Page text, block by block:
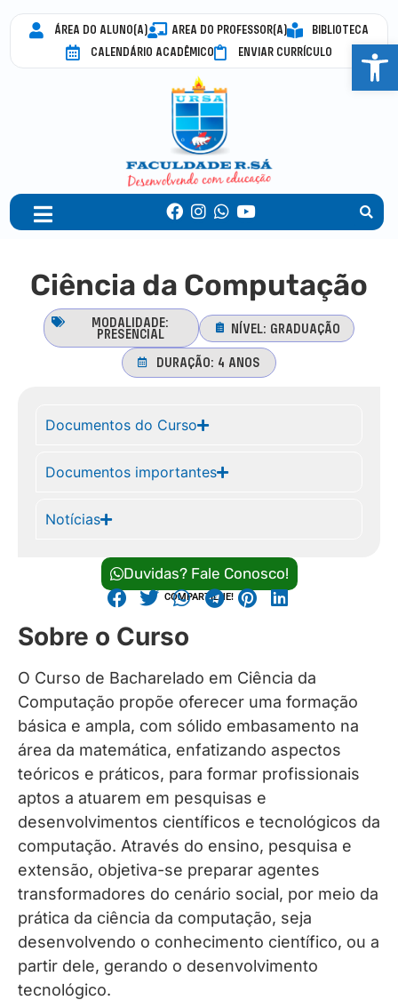
ÁREA DO ALUNO(A) AREA DO PROFESSOR(A)
BIBLIOTECA
CALENDÁRIO ACADÊMICO
ENVIAR CURRÍCULO
Ciência da Computação
MODALIDADE:
PRESENCIAL
NÍVEL: GRADUAÇÃO
DURAÇÃO: 4 ANOS
Documentos do Curso
Documentos importantes
Notícias
Duvidas? Fale Conosco!
COMPARTILHE!
Sobre o Curso
O Curso de Bacharelado em Ciência da
Computação propõe oferecer uma formação
básica e ampla, com sólido embasamento na
área da matemática, enfatizando aspectos
teóricos e práticos, para formar profissionais
aptos a atuarem em pesquisas e
desenvolvimentos científicos e tecnológicos da
computação. Através do ensino, pesquisa e
extensão, objetiva-se preparar agentes
transformadores do cenário social, por meio da
prática da ciência da computação, seja
desenvolvendo o conhecimento científico, ou a
partir dele, gerando o desenvolvimento
tecnológico.
Abrir